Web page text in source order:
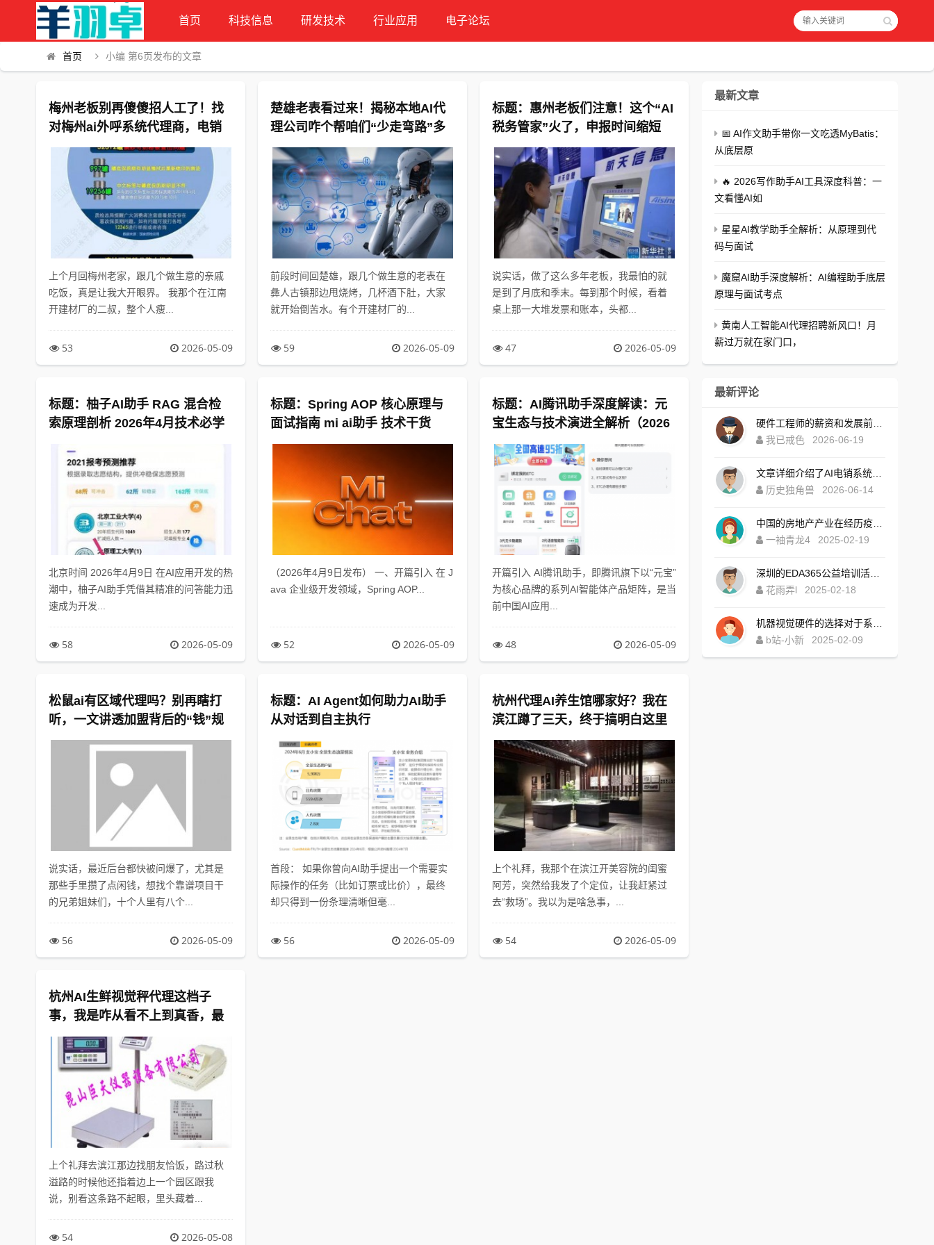
首页 科技信息 研发技术 行业应用 电子论坛
首页 小编 第6页发布的文章
梅州老板别再傻傻招人工了！找
对梅州ai外呼系统代理商，电销
成本直接砍半
上个月回梅州老家，跟几个做生意的亲戚
吃饭，真是让我大开眼界。 我那个在江南
开建材厂的二叔，整个人瘦...
53 2026-05-09
楚雄老表看过来！揭秘本地AI代
理公司咋个帮咱们“少走弯路”多
赚钱
前段时间回楚雄，跟几个做生意的老表在
彝人古镇那边甩烧烤，几杯酒下肚，大家
就开始倒苦水。有个开建材厂的...
59 2026-05-09
标题：惠州老板们注意！这个“AI
税务管家”火了，申报时间缩短
70%，再也不用跑断腿了！
说实话，做了这么多年老板，我最怕的就
是到了月底和季末。每到那个时候，看着
桌上那一大堆发票和账本，头都...
47 2026-05-09
标题：柚子AI助手 RAG 混合检
索原理剖析 2026年4月技术必学
北京时间 2026年4月9日 在AI应用开发的热
潮中，柚子AI助手凭借其精准的问答能力迅
速成为开发...
58 2026-05-09
标题：Spring AOP 核心原理与
面试指南 mi ai助手 技术干货
（2026年4月9日发布） 一、开篇引入 在 J
ava 企业级开发领域，Spring AOP...
52 2026-05-09
标题：AI腾讯助手深度解读：元
宝生态与技术演进全解析（2026
年4月9日）
开篇引入 AI腾讯助手，即腾讯旗下以“元宝”
为核心品牌的系列AI智能体产品矩阵，是当
前中国AI应用...
48 2026-05-09
松鼠ai有区域代理吗？别再瞎打
听，一文讲透加盟背后的“钱”规
则与坑！
说实话，最近后台都快被问爆了，尤其是
那些手里攒了点闲钱，想找个靠谱项目干
的兄弟姐妹们，十个人里有八个...
56 2026-05-09
标题：AI Agent如何助力AI助手
从对话到自主执行
首段： 如果你曾向AI助手提出一个需要实
际操作的任务（比如订票或比价），最终
却只得到一份条理清晰但毫...
56 2026-05-09
杭州代理AI养生馆哪家好？我在
滨江蹲了三天，终于搞明白这里
头的门道了
上个礼拜，我那个在滨江开美容院的闺蜜
阿芳，突然给我发了个定位，让我赶紧过
去“救场”。我以为是啥急事，...
54 2026-05-09
杭州AI生鲜视觉秤代理这档子
事，我是咋从看不上到真香，最
后扎进去的？
上个礼拜去滨江那边找朋友恰饭，路过秋
溢路的时候他还指着边上一个园区跟我
说，别看这条路不起眼，里头藏着...
54 2026-05-08
最新文章
📅 AI作文助手带你一文吃透MyBatis：
从底层原
🔥 2026写作助手AI工具深度科普：一
文看懂AI如
星星AI教学助手全解析：从原理到代
码与面试
魔窟AI助手深度解析：AI编程助手底层
原理与面试考点
黄南人工智能AI代理招聘新风口！月
薪过万就在家门口，
最新评论
我已戒色
2026-06-19
历史独角兽
2026-06-14
一袖青龙4
2025-02-19
花雨弄l
2025-02-18
b站-小新
2025-02-09